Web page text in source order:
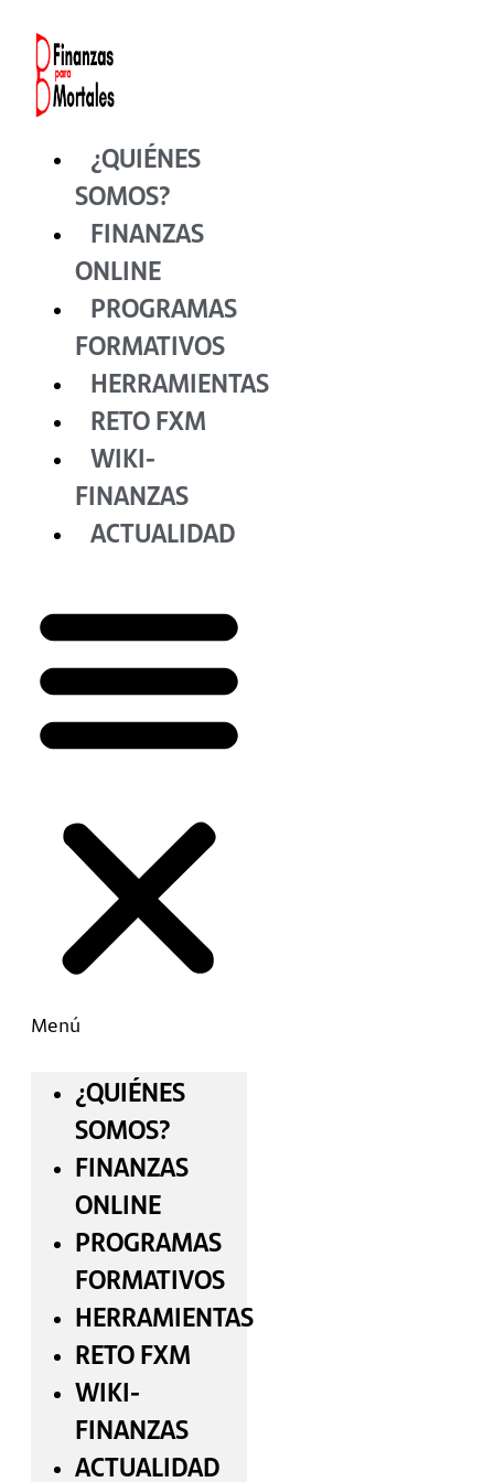
contenido
¿QUIÉNES
SOMOS?
FINANZAS
ONLINE
PROGRAMAS
FORMATIVOS
HERRAMIENTAS
RETO FXM
WIKI-
FINANZAS
ACTUALIDAD
Menú
¿QUIÉNES
SOMOS?
FINANZAS
ONLINE
PROGRAMAS
FORMATIVOS
HERRAMIENTAS
RETO FXM
WIKI-
FINANZAS
ACTUALIDAD